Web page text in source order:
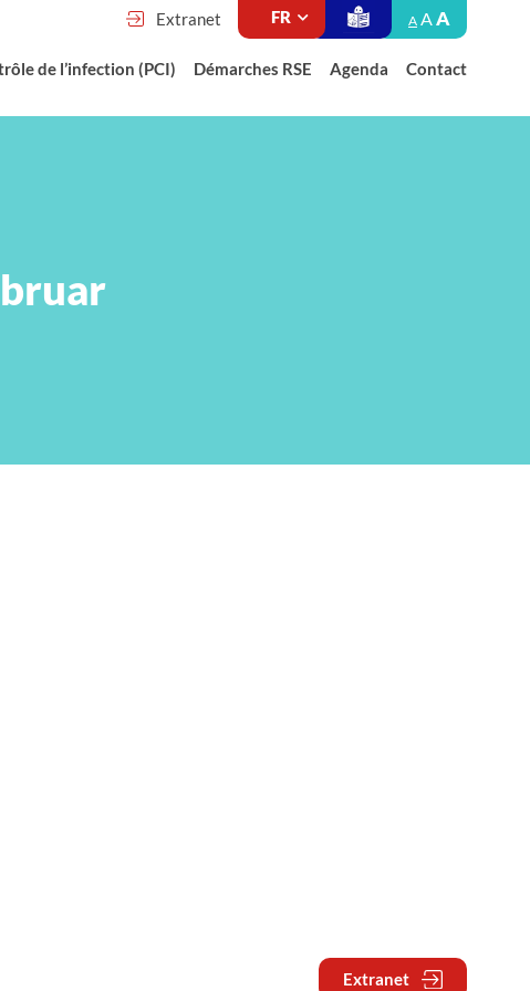
Extranet A AA
de l’infection (PCI) Démarches RSE Agenda Contact
Extranet